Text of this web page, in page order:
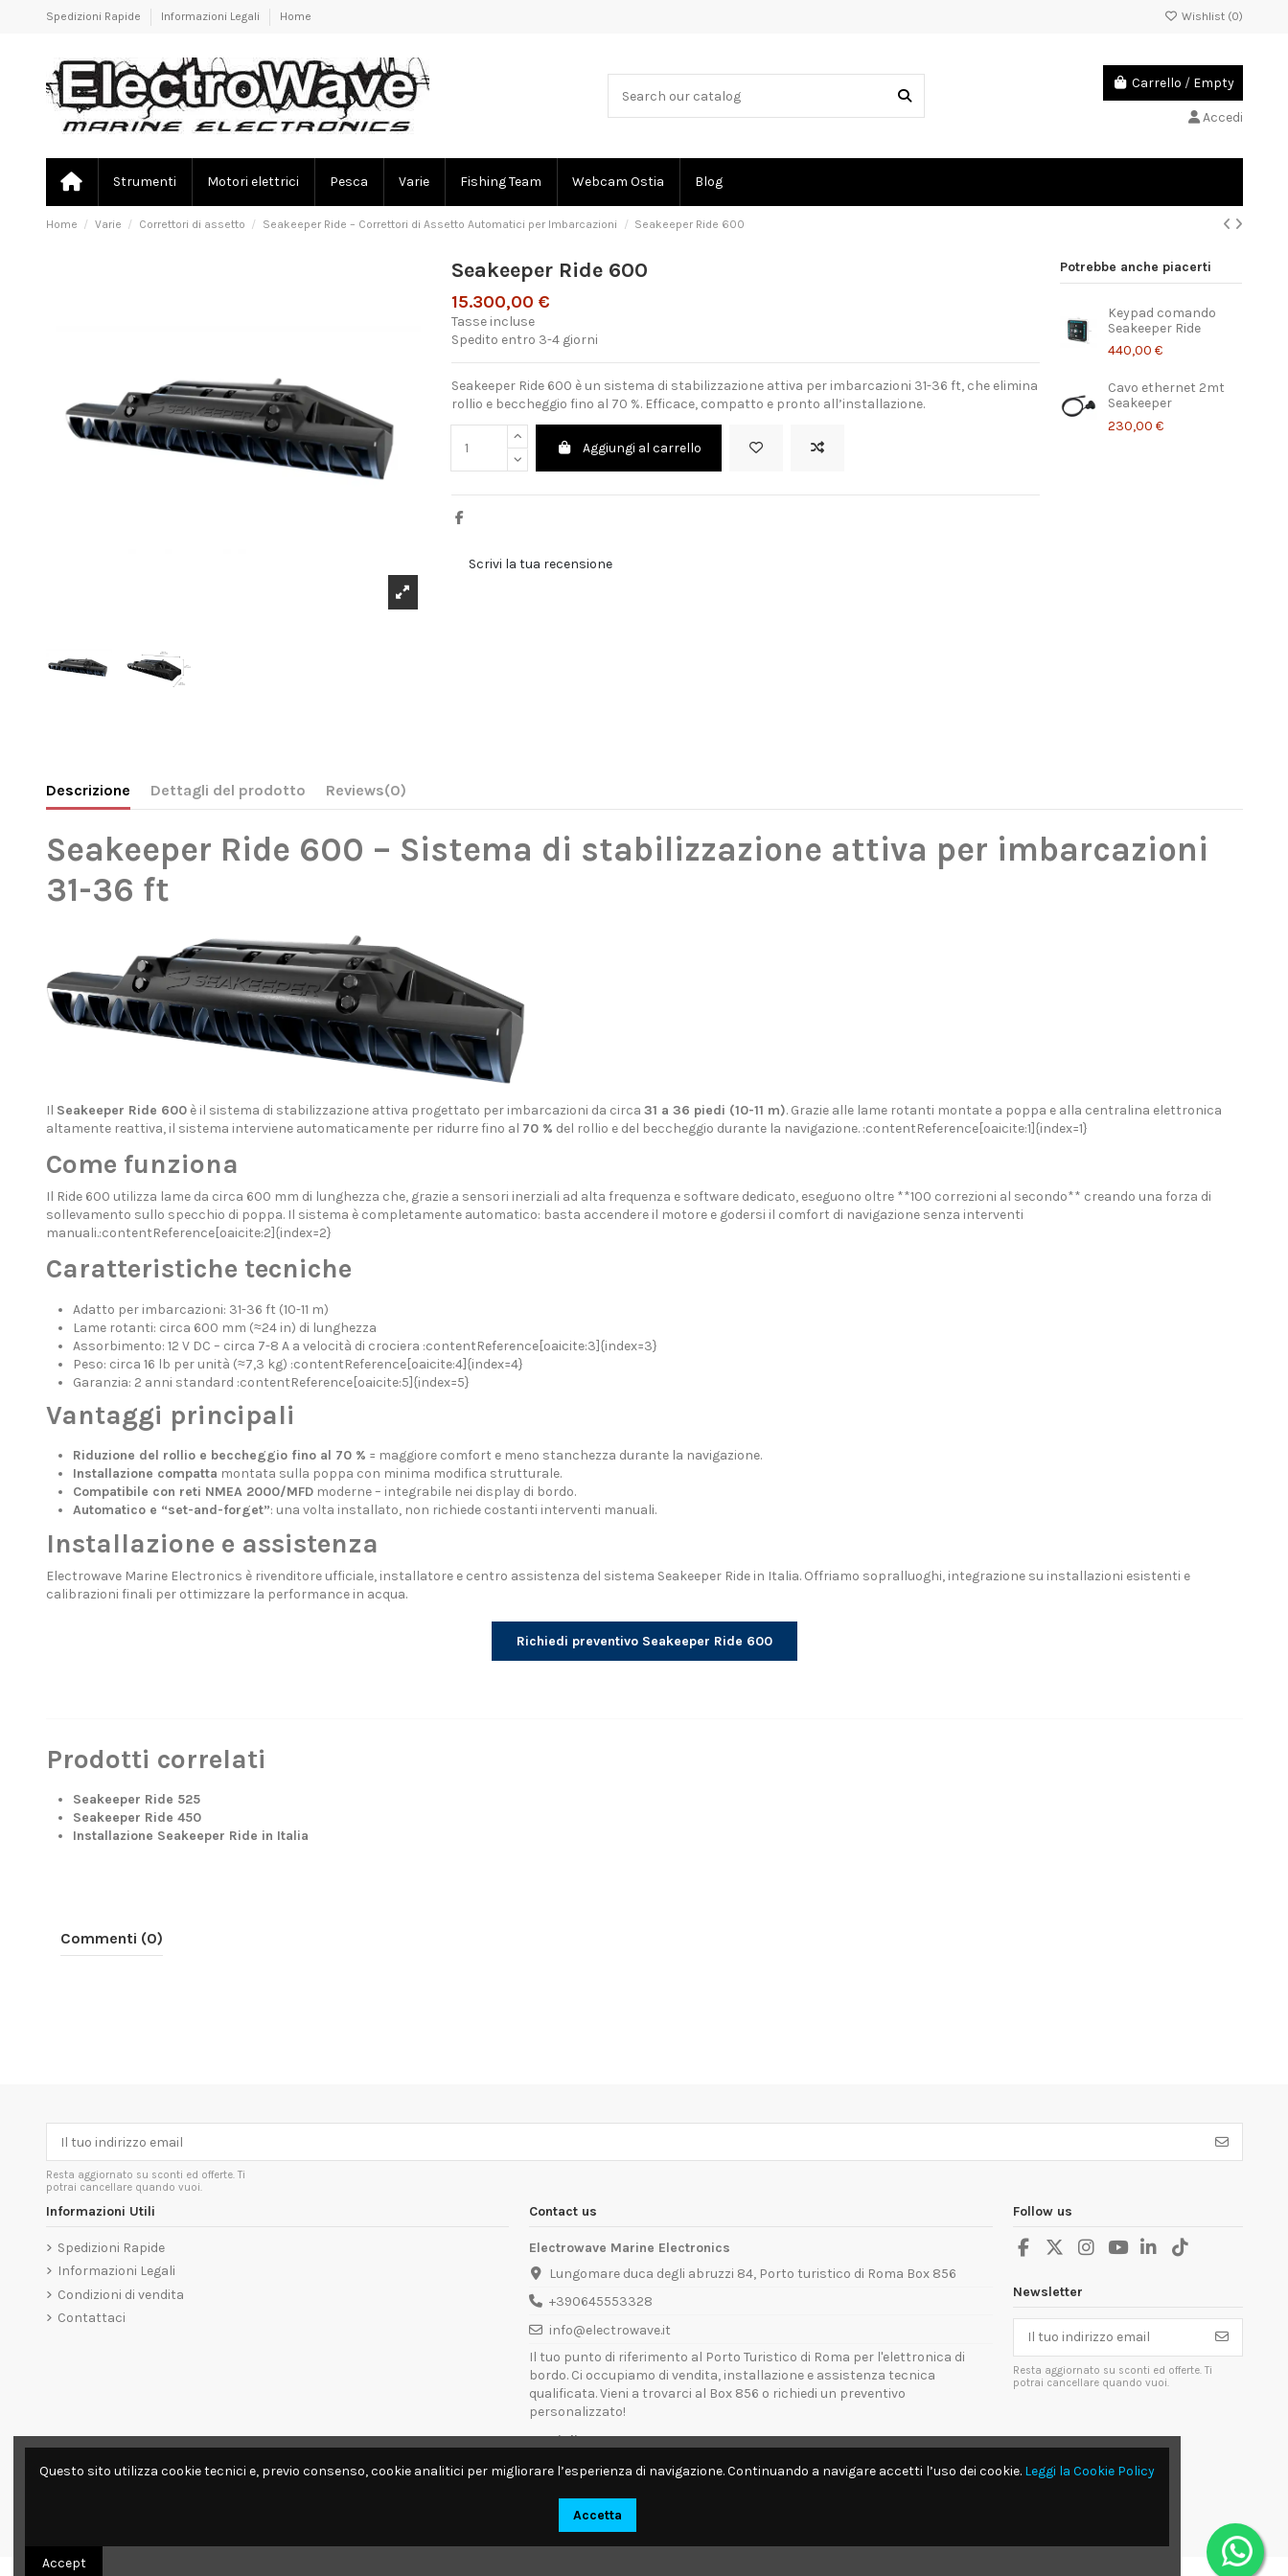
Spedizioni Rapide Informazioni Legali Home Wishlist (0)
Carrello / Empty
Accedi
Strumenti Motori elettrici Pesca Varie Fishing Team Webcam Ostia Blog
Home Varie Correttori di assetto Seakeeper Ride – Correttori di Assetto Automatici per Imbarcazioni Seakeeper Ride 600
Seakeeper Ride 600
15.300,00 €
Tasse incluse
Spedito entro 3-4 giorni
Seakeeper Ride 600 è un sistema di stabilizzazione attiva per imbarcazioni 31-36 ft, che elimina
rollio e beccheggio fino al 70 %. Efficace, compatto e pronto all’installazione.
Aggiungi al carrello
Scrivi la tua recensione
Potrebbe anche piacerti
Keypad comando
Seakeeper Ride
440,00 €
Cavo ethernet 2mt
Seakeeper
230,00 €
Descrizione Dettagli del prodotto Reviews(0)
Seakeeper Ride 600 – Sistema di stabilizzazione attiva per imbarcazioni
31-36 ft
Il Seakeeper Ride 600è il sistema di stabilizzazione attiva progettato per imbarcazioni da circa 31 a 36 piedi (10-11 m). Grazie alle lame rotanti montate a poppa e alla centralina elettronica
altamente reattiva, il sistema interviene automaticamente per ridurre fino al 70 % del rollio e del beccheggio durante la navigazione.​ :contentReference[oaicite:1]{index=1}
Come funziona
Il Ride 600 utilizza lame da circa 600 mm di lunghezza che, grazie a sensori inerziali ad alta frequenza e software dedicato, eseguono oltre **100 correzioni al secondo** creando una forza di
sollevamento sullo specchio di poppa. Il sistema è completamente automatico: basta accendere il motore e godersi il comfort di navigazione senza interventi
manuali.:contentReference[oaicite:2]{index=2}
Caratteristiche tecniche
Adatto per imbarcazioni: 31-36 ft (10-11 m)
Lame rotanti: circa 600 mm (≈24 in) di lunghezza
Assorbimento: 12 V DC – circa 7-8 A a velocità di crociera :contentReference[oaicite:3]{index=3}
Peso: circa 16 lb per unità (≈7,3 kg) :contentReference[oaicite:4]{index=4}
Garanzia: 2 anni standard :contentReference[oaicite:5]{index=5}
Vantaggi principali
Riduzione del rollio e beccheggio fino al 70 % = maggiore comfort e meno stanchezza durante la navigazione.
Installazione compatta montata sulla poppa con minima modifica strutturale.
Compatibile con reti NMEA 2000/MFDmoderne – integrabile nei display di bordo.
Automatico e “set-and-forget”: una volta installato, non richiede costanti interventi manuali.
Installazione e assistenza
Electrowave Marine Electronics è rivenditore ufficiale, installatore e centro assistenza del sistema Seakeeper Ride in Italia. Offriamo sopralluoghi, integrazione su installazioni esistenti e
calibrazioni finali per ottimizzare la performance in acqua.
Richiedi preventivo Seakeeper Ride 600
Prodotti correlati
Seakeeper Ride 525
Seakeeper Ride 450
Installazione Seakeeper Ride in Italia
Commenti (0)
Resta aggiornato su sconti ed offerte. Ti
potrai cancellare quando vuoi.
Informazioni Utili
Spedizioni Rapide
Informazioni Legali
Condizioni di vendita
Contattaci
Contact us
Electrowave Marine Electronics
Lungomare duca degli abruzzi 84, Porto turistico di Roma Box 856
+390645553328
info@electrowave.it
Il tuo punto di riferimento al Porto Turistico di Roma per l'elettronica di
bordo. Ci occupiamo di vendita, installazione e assistenza tecnica
qualificata. Vieni a trovarci al Box 856 o richiedi un preventivo
personalizzato!
Orari di Apertura:
Lunedì - Venerdì: 09:00 - 13:00 / 14:00 - 18:00
Disponibili per interventi tecnici direttamente a bordo.
Follow us
Newsletter
Resta aggiornato su sconti ed offerte. Ti
potrai cancellare quando vuoi.
Questo sito utilizza cookie tecnici e, previo consenso, cookie analitici per migliorare l’esperienza di navigazione. Continuando a navigare accetti l’uso dei cookie. Leggi la Cookie Policy
Accetta
Accept